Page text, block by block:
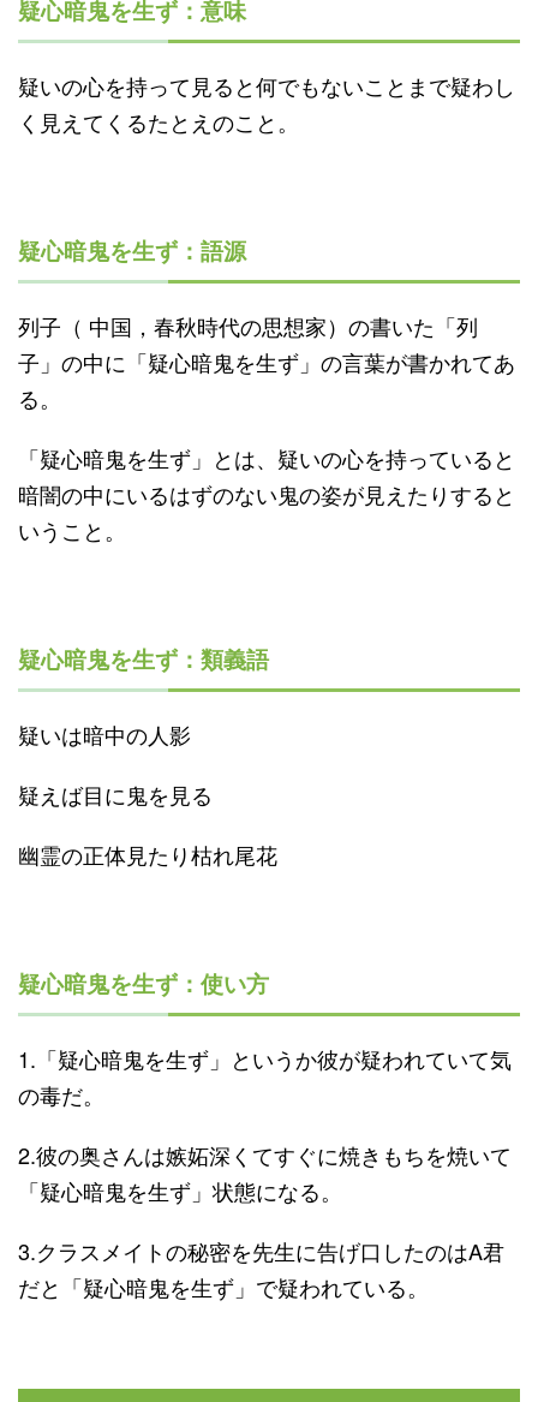
疑心暗鬼を生ず：意味
疑いの心を持って見ると何でもないことまで疑わし
く見えてくるたとえのこと。
疑心暗鬼を生ず：語源
列子（ 中国，春秋時代の思想家）の書いた「列
子」の中に「疑心暗鬼を生ず」の言葉が書かれてあ
る。
「疑心暗鬼を生ず」とは、疑いの心を持っていると
暗闇の中にいるはずのない鬼の姿が見えたりすると
いうこと。
疑心暗鬼を生ず：類義語
疑いは暗中の人影
疑えば目に鬼を見る
幽霊の正体見たり枯れ尾花
疑心暗鬼を生ず：使い方
1.「疑心暗鬼を生ず」というか彼が疑われていて気
の毒だ。
2.彼の奥さんは嫉妬深くてすぐに焼きもちを焼いて
「疑心暗鬼を生ず」状態になる。
3.クラスメイトの秘密を先生に告げ口したのはA君
だと「疑心暗鬼を生ず」で疑われている。